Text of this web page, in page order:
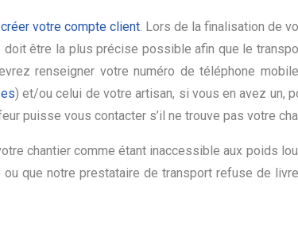
créer votre compte client. Lors de la finalisation de
être la plus précise possible afin que le
renseigner votre numéro de téléphone
) et/ou celui de votre artisan, si vous en avez un,
puisse vous contacter s’il ne trouve pas votre
chantier comme étant inaccessible aux poids
que notre prestataire de transport refuse de